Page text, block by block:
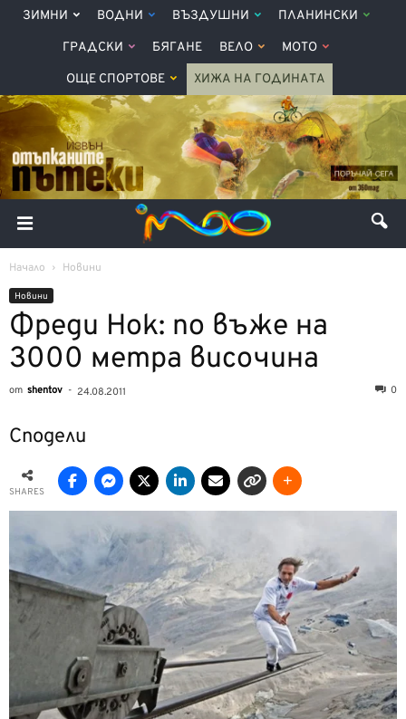
ЗИМНИ ВОДНИ ВЪЗДУШНИ ПЛАНИНСКИ
ГРАДСКИ БЯГАНЕ ВЕЛО МОТО
ОЩЕ СПОРТОВЕ ХИЖА НА ГОДИНАТА
Начало Новини
Новини
Фреди Нок: по въже на
3000 метра височина
от shentov - 24.08.2011 0
Сподели
SHARES